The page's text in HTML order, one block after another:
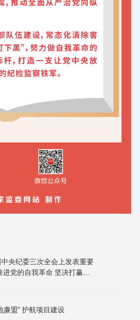
央纪委三次全会上发表重要
进党的自我革命 坚决打赢反
廉盟” 护航项目建设